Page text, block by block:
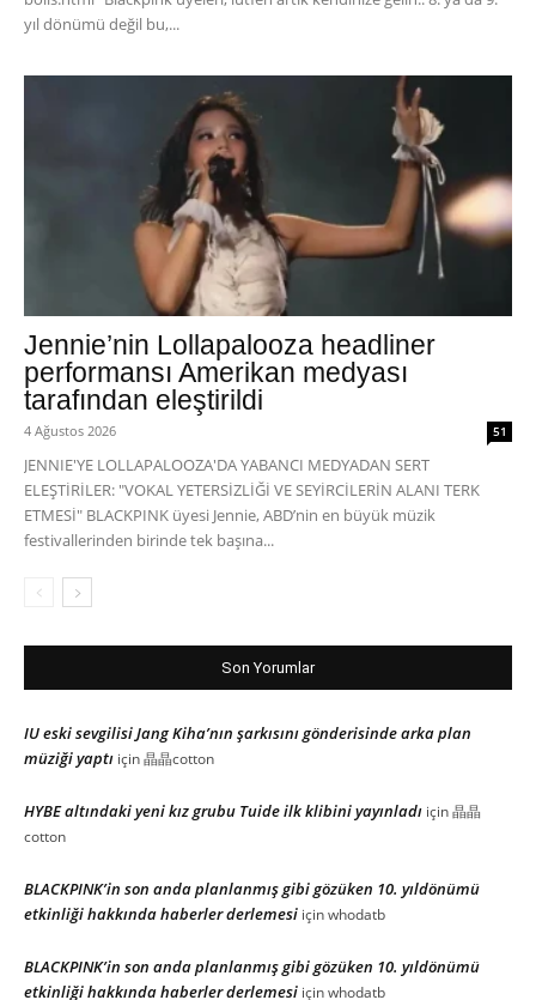
yıl dönümü değil bu,...
Jennie’nin Lollapalooza headliner
performansı Amerikan medyası
tarafından eleştirildi
4 Ağustos 2026 51
JENNIE'YE LOLLAPALOOZA'DA YABANCI MEDYADAN SERT
ELEŞTİRİLER: "VOKAL YETERSİZLİĞİ VE SEYİRCİLERİN ALANI TERK
ETMESİ" BLACKPINK üyesi Jennie, ABD’nin en büyük müzik
festivallerinden birinde tek başına...
Son Yorumlar
IU eski sevgilisi Jang Kiha’nın şarkısını gönderisinde arka plan
müziği yaptı için晶晶cotton
HYBE altındaki yeni kız grubu Tuide ilk klibini yayınladı için晶晶
cotton
BLACKPINK’in son anda planlanmış gibi gözüken 10. yıldönümü
etkinliği hakkında haberler derlemesi içinwhodatb
BLACKPINK’in son anda planlanmış gibi gözüken 10. yıldönümü
etkinliği hakkında haberler derlemesi içinwhodatb